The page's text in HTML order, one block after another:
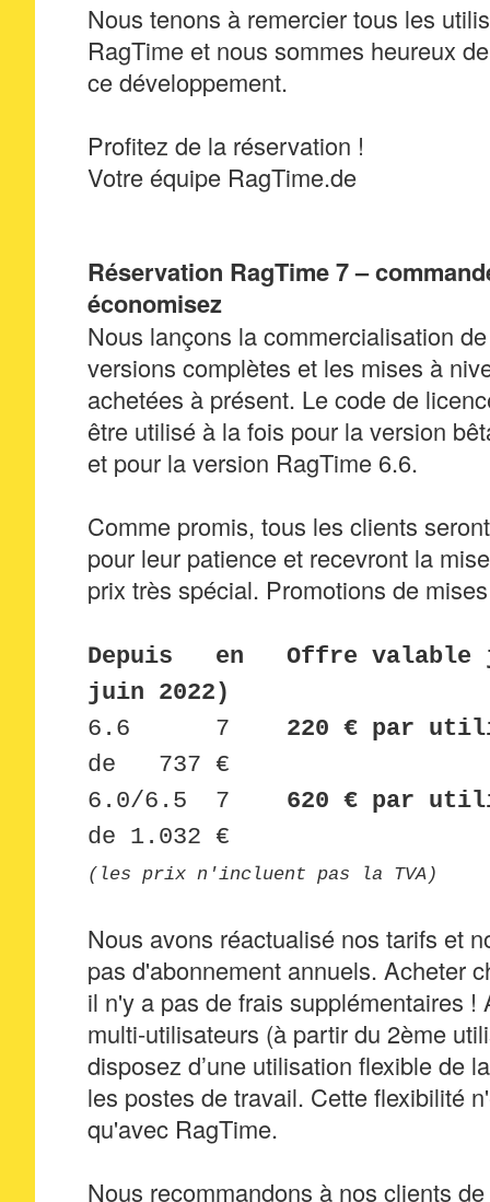
Nous tenons à remercier tous les
RagTime et nous sommes heureux
ce développement.
Profitez de la réservation !
Votre équipe RagTime.de
Réservation RagTime 7 –
économisez
Nous lançons la commercialisation
versions complètes et les mises à
achetées à présent. Le code de
être utilisé à la fois pour la version
et pour la version RagTime 6.6.
Comme promis, tous les clients
pour leur patience et recevront la
prix très spécial. Promotions de
Depuis en Offre valable
juin 2022)
6.6 7 220 € par
de 737 €
6.0/6.5 7 620 € par
de 1.032 €
(les prix n'incluent pas la TVA)
Nous avons réactualisé nos tarifs et
pas d'abonnement annuels. Acheter
il n'y a pas de frais supplémentaires !
multi-utilisateurs (à partir du 2ème
disposez d’une utilisation flexible de
les postes de travail. Cette flexibilité
qu'avec RagTime.
Nous recommandons à nos clients